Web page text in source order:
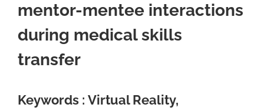
mentor-mentee interactions
during medical skills
transfer
Keywords : Virtual Reality,